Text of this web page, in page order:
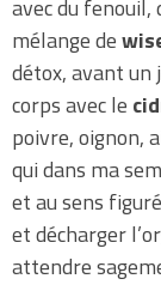
avec du fenouil,
mélange de
détox, avant un
corps avec le
poivre, oignon,
qui dans ma
et au sens
et décharger
attendre